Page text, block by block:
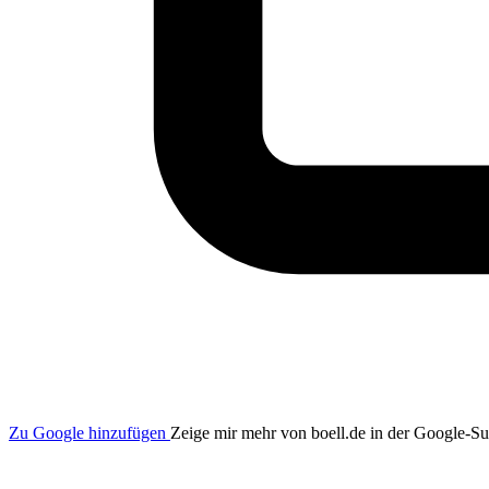
Zu Google hinzufügen Zeige mir mehr von boell.de in der Google-